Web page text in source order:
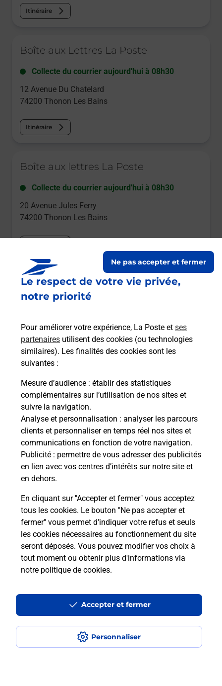
Le respect de votre vie privée,
notre priorité
Pour améliorer votre expérience, La Poste et ses
partenaires utilisent des cookies (ou technologies
similaires). Les finalités des cookies sont les
suivantes :
Mesure d’audience : établir des statistiques
complémentaires sur l’utilisation de nos sites et
suivre la navigation.
Analyse et personnalisation : analyser les parcours
clients et personnaliser en temps réel nos sites et
communications en fonction de votre navigation.
Publicité : permettre de vous adresser des publicités
en lien avec vos centres d’intérêts sur notre site et
en dehors.
En cliquant sur "Accepter et fermer" vous acceptez
tous les cookies. Le bouton "Ne pas accepter et
fermer" vous permet d'indiquer votre refus et seuls
les cookies nécessaires au fonctionnement du site
seront déposés. Vous pouvez modifier vos choix à
tout moment ou obtenir plus d'informations via
notre politique de cookies.
Personnaliser
Ne pas accepter et fermer
Accepter et fermer
Itinéraire
Boîte aux Lettres La Poste
Collecte du courrier aujourd'hui à 08h30
12 Avenue Du Chatelard
74200 Thonon Les Bains
Itinéraire
Boîte aux lettres La Poste
Collecte du courrier aujourd'hui à 08h30
20 Avenue Jules Ferry
74200 Thonon Les Bains
Boîte aux lettres La Poste
Collecte du courrier aujourd'hui à
20 Rue Du Lac
Thonon Les Bains
Itinéraire
Le lien s'ouvre dans un nouvel onglet
Boîte aux Lettres La Poste
Collecte du courrier aujourd'hui à 09h30
11 Rue De L Europe
74200
Thonon Les Bains
Itinéraire
Le lien s'ouvre dans un nouvel onglet
Localiser Liste Boîtes aux lettres
Haute-Savoie
Thonon Les Bains
Accessibilité : partiellement conforme
Conditions contractuelles
Mentions légales